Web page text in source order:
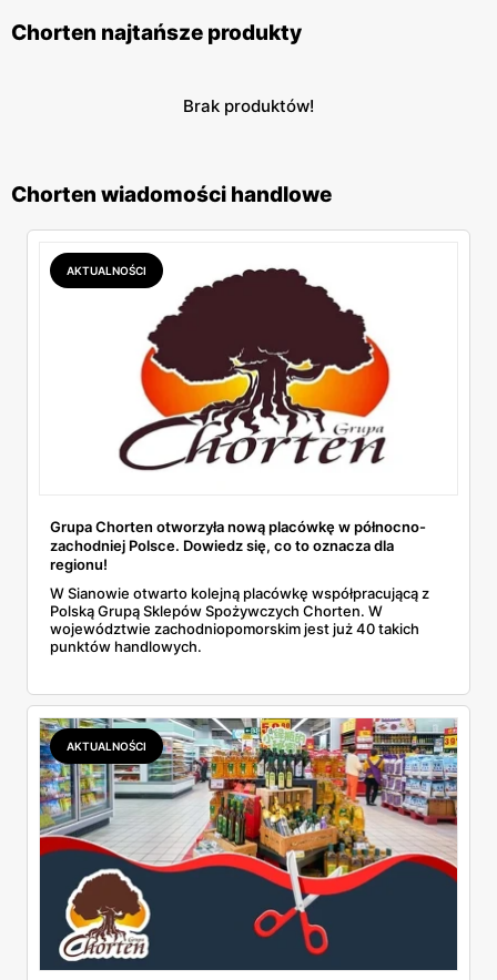
Chorten najtańsze produkty
Brak produktów!
Chorten wiadomości handlowe
AKTUALNOŚCI
Grupa Chorten otworzyła nową placówkę w północno-
zachodniej Polsce. Dowiedz się, co to oznacza dla
regionu!
W Sianowie otwarto kolejną placówkę współpracującą z
Polską Grupą Sklepów Spożywczych Chorten. W
województwie zachodniopomorskim jest już 40 takich
punktów handlowych.
AKTUALNOŚCI